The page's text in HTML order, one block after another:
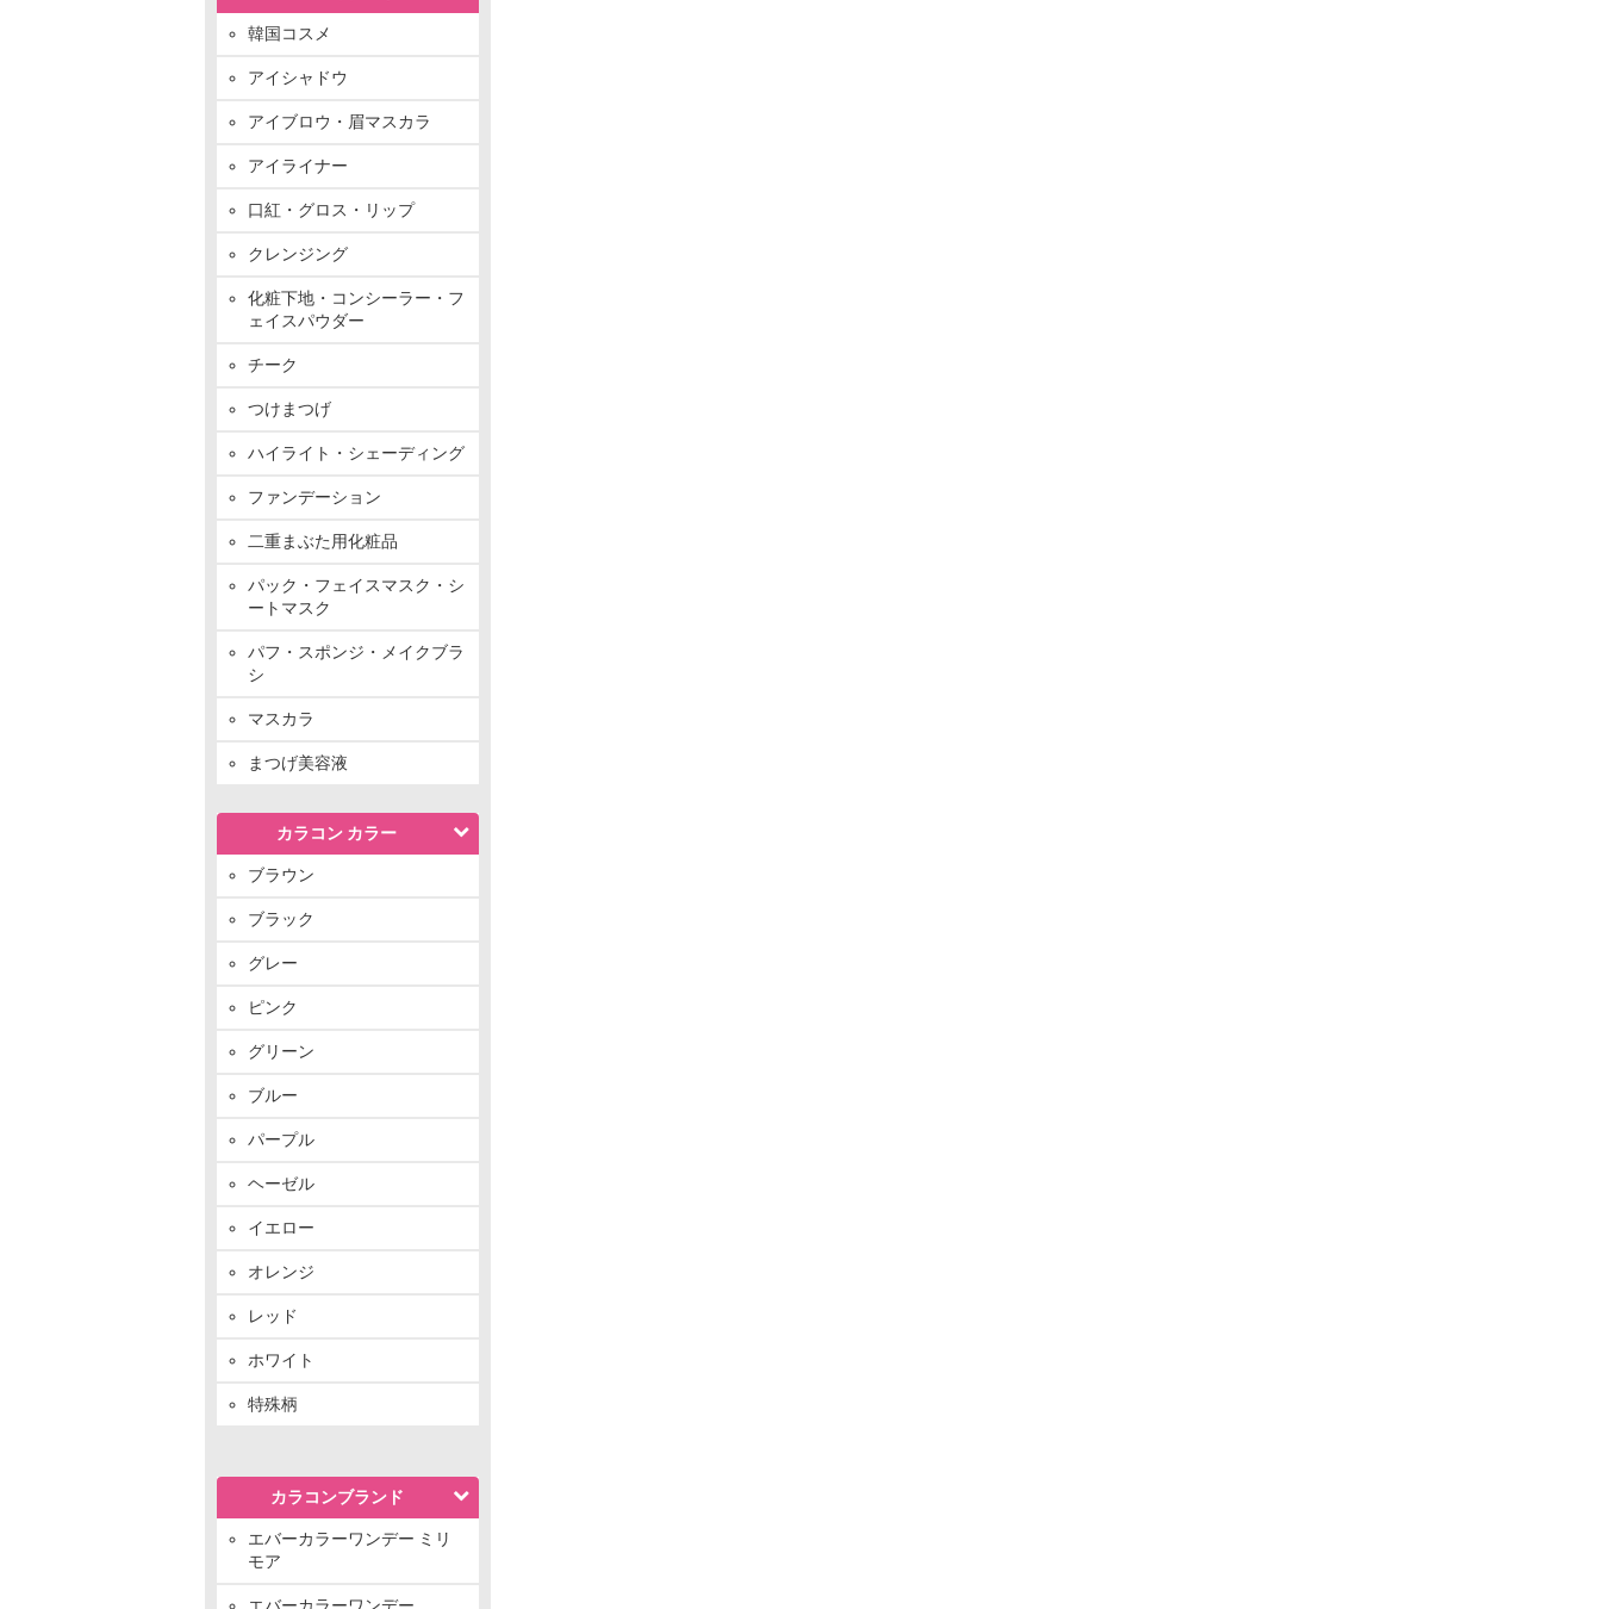
韓国コスメ
アイシャドウ
アイブロウ・眉マスカラ
アイライナー
口紅・グロス・リップ
クレンジング
化粧下地・コンシーラー・フ
ェイスパウダー
チーク
つけまつげ
ハイライト・シェーディング
ファンデーション
二重まぶた用化粧品
パック・フェイスマスク・シ
ートマスク
パフ・スポンジ・メイクブラ
シ
マスカラ
まつげ美容液
カラコン カラー
ブラウン
ブラック
グレー
ピンク
グリーン
ブルー
パープル
ヘーゼル
イエロー
オレンジ
レッド
ホワイト
特殊柄
カラコンブランド
エバーカラーワンデー ミリ
モア
エバーカラーワンデー